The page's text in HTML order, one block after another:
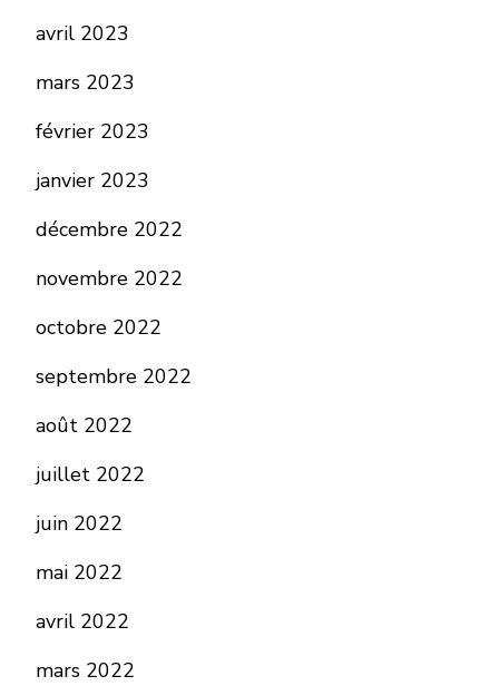
avril 2023
mars 2023
février 2023
janvier 2023
décembre 2022
novembre 2022
octobre 2022
septembre 2022
août 2022
juillet 2022
juin 2022
mai 2022
avril 2022
mars 2022